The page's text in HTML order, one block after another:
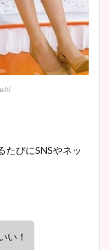
たびにSNSやネッ
い！